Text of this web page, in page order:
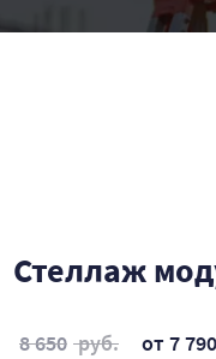
Стеллаж
8 650 руб. от 7